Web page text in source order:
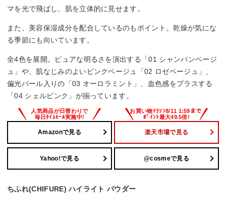
マを光で飛ばし、肌を立体的に見せます。
また、美容保湿成分を配合しているのもポイント。乾燥が気にな
る季節にも向いています。
全4色を展開。ピュアな明るさを演出する「01 シャンパンベージ
ュ」や、肌なじみのよいピンクベージュ「02 ロゼベージュ」、
偏光パール入りの「03 オーロラミント」、血色感をプラスする
「04 シェルピンク」が揃っています。
Amazonで見る 楽天市場で見る
Yahoo!で見る @cosmeで見る
ちふれ(CHIFURE) ハイライト パウダー